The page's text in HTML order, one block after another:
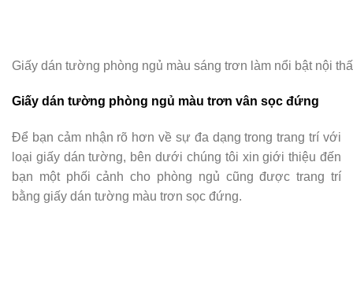
Giấy dán tường phòng ngủ màu sáng trơn làm nổi bật nội
Giấy dán tường phòng ngủ màu trơn vân sọc đứng
Để bạn cảm nhận rõ hơn về sự đa dạng trong trang trí với
loại giấy dán tường, bên dưới chúng tôi xin giới thiệu đến
bạn một phối cảnh cho phòng ngủ cũng được trang trí
bằng giấy dán tường màu trơn sọc đứng.